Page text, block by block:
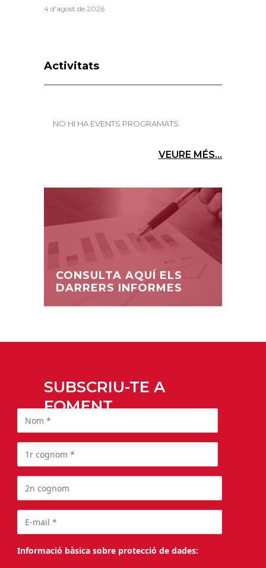
4 d'agost de 2026
Activitats
NO HI HA EVENTS PROGRAMATS
VEURE MÉS...
CONSULTA AQUÍ ELS
DARRERS INFORMES
SUBSCRIU-TE A
FOMENT
Informació bàsica sobre protecció de dades: